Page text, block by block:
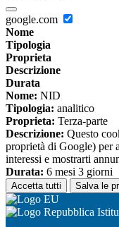
google.com
Nome
Tipologia
Proprieta
Descrizione
Durata
Nome: NID
Tipologia: analitico
Proprieta: Terza-parte
Descrizione: Questo
proprietà di Google) per
interessi e mostrarti
Durata: 6 mesi 3 giorni
Accetta tutti Salva le